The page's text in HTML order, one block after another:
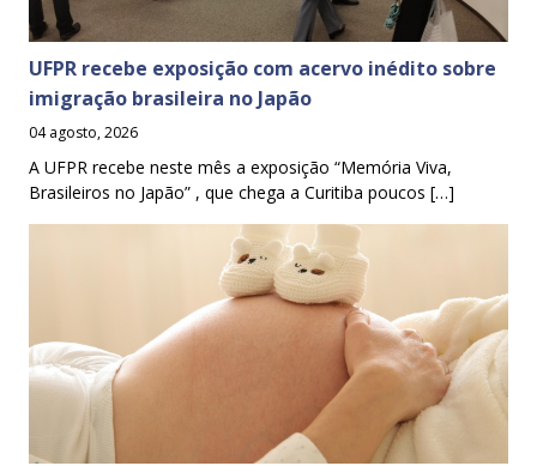
UFPR recebe exposição com acervo inédito sobre
imigração brasileira no Japão
04 agosto, 2026
A UFPR recebe neste mês a exposição “Memória Viva,
Brasileiros no Japão” , que chega a Curitiba poucos […]